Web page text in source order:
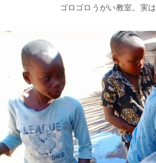
ゴロゴロうがい教室。実